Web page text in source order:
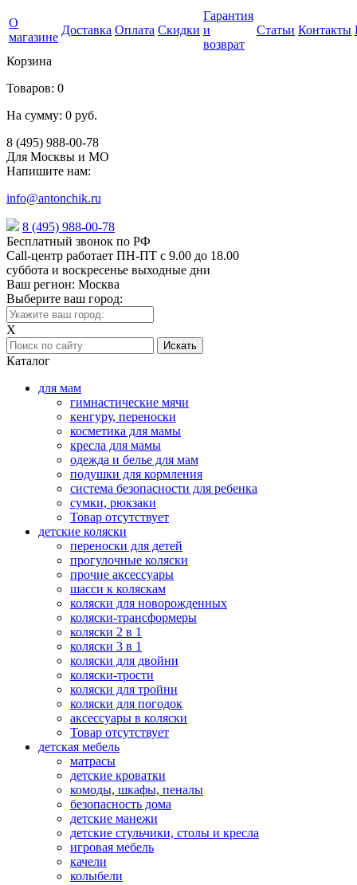
О
магазине
Доставка Оплата Скидки
Гарантия
и
возврат
Статьи Контакты
Корзина
Товаров: 0
На сумму: 0 руб.
8 (495) 988-00-78
Для Москвы и МО
Напишите нам:
info@antonchik.ru
8 (495) 988-00-78
Бесплатный звонок по РФ
Call-центр работает ПН-ПТ с 9.00 до 18.00
суббота и воскресенье выходные дни
Ваш регион: Москва
Выберите ваш город:
X
Каталог
для мам
гимнастические мячи
кенгуру, переноски
косметика для мамы
кресла для мамы
одежда и белье для мам
подушки для кормления
система безопасности для ребенка
сумки, рюкзаки
Товар отсутствует
детские коляски
переноски для детей
прогулочные коляски
прочие аксессуары
шасси к коляскам
коляски для новорожденных
коляски-трансформеры
коляски 2 в 1
коляски 3 в 1
коляски для двойни
коляски-трости
коляски для тройни
коляски для погодок
аксессуары в коляски
Товар отсутствует
детская мебель
матрасы
детские кроватки
комоды, шкафы, пеналы
безопасность дома
детские манежи
детские стульчики, столы и кресла
игровая мебель
качели
колыбели